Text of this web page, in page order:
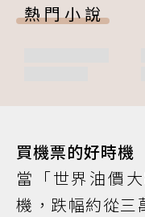
熱門小說
買機票的好時機
當「世界油價
機，跌幅約從三